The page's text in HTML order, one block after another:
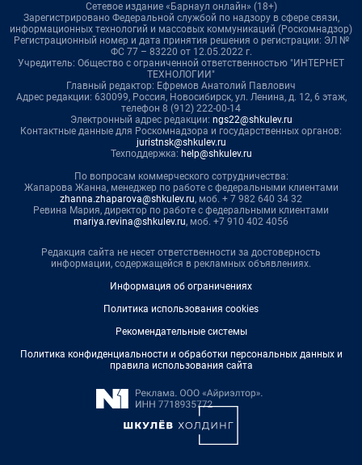
Сетевое издание «Барнаул онлайн» (18+)
Зарегистрировано Федеральной службой по надзору в сфере связи,
информационных технологий и массовых коммуникаций (Роскомнадзор)
Регистрационный номер и дата принятия решения о регистрации: ЭЛ №
ФС 77 – 83220 от 12.05.2022 г.
Учредитель: Общество с ограниченной ответственностью "ИНТЕРНЕТ
ТЕХНОЛОГИИ"
Главный редактор: Ефремов Анатолий Павлович
Адрес редакции: 630099, Россия, Новосибирск, ул. Ленина, д. 12, 6 этаж,
телефон 8 (912) 222-00-14
Электронный адрес редакции: ngs22@shkulev.ru
Контактные данные для Роскомнадзора и государственных органов:
juristnsk@shkulev.ru
Техподдержка: help@shkulev.ru
По вопросам коммерческого сотрудничества:
Жапарова Жанна, менеджер по работе с федеральными клиентами
zhanna.zhaparova@shkulev.ru, моб. + 7 982 640 34 32
Ревина Мария, директор по работе с федеральными клиентами
mariya.revina@shkulev.ru, моб. +7 910 402 4056
Редакция сайта не несет ответственности за достоверность
информации, содержащейся в рекламных объявлениях.
Информация об ограничениях
Политика использования cookies
Рекомендательные системы
Политика конфиденциальности и обработки персональных данных и
правила использования сайта